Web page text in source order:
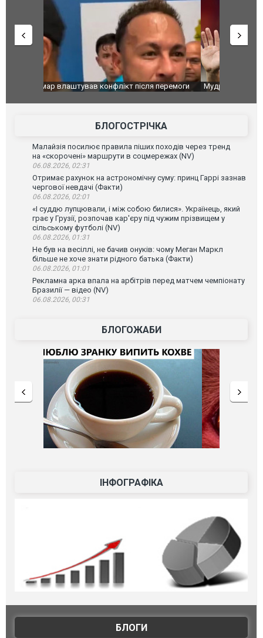
Мудрик провів перший матч за "Челсі" після
під час
Франції
БЛОГОСТРІЧКА
Малайзія посилює правила піших походів через тренд
на «скорочені» маршрути в соцмережах (NV)
06.08.2026, 02:31
Отримає рахунок на астрономічну суму: принц Гаррі зазнав
чергової невдачі (Факти)
06.08.2026, 02:01
«І суддю лупцювали, і між собою билися». Українець, який
грає у Грузії, розпочав кар'єру під чужим прізвищем у
сільському футболі (NV)
06.08.2026, 01:31
Не був на весіллі, не бачив онуків: чому Меган Маркл
більше не хоче знати рідного батька (Факти)
06.08.2026, 01:01
Рекламна арка впала на арбітрів перед матчем чемпіонату
Бразилії — відео (NV)
06.08.2026, 00:31
БЛОГОЖАБИ
ІНФОГРАФІКА
БЛОГИ